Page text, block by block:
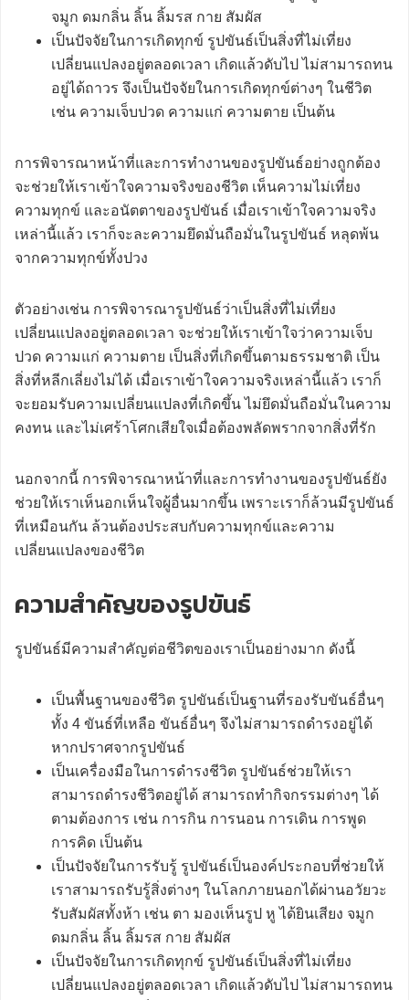
จมูก ดมกลิ่น ลิ้น ลิ้มรส กาย สัมผัส
เป็นปัจจัยในการเกิดทุกข์ รูปขันธ์เป็นสิ่งที่ไม่เที่ยง
เปลี่ยนแปลงอยู่ตลอดเวลา เกิดแล้วดับไป ไม่สามารถทน
อยู่ได้ถาวร จึงเป็นปัจจัยในการเกิดทุกข์ต่างๆ ในชีวิต
เช่น ความเจ็บปวด ความแก่ ความตาย เป็นต้น
การพิจารณาหน้าที่และการทำงานของรูปขันธ์อย่างถูกต้อง
จะช่วยให้เราเข้าใจความจริงของชีวิต เห็นความไม่เที่ยง
ความทุกข์ และอนัตตาของรูปขันธ์ เมื่อเราเข้าใจความจริง
เหล่านี้แล้ว เราก็จะละความยึดมั่นถือมั่นในรูปขันธ์ หลุดพ้น
จากความทุกข์ทั้งปวง
ตัวอย่างเช่น การพิจารณารูปขันธ์ว่าเป็นสิ่งที่ไม่เที่ยง
เปลี่ยนแปลงอยู่ตลอดเวลา จะช่วยให้เราเข้าใจว่าความเจ็บ
ปวด ความแก่ ความตาย เป็นสิ่งที่เกิดขึ้นตามธรรมชาติ เป็น
สิ่งที่หลีกเลี่ยงไม่ได้ เมื่อเราเข้าใจความจริงเหล่านี้แล้ว เราก็
จะยอมรับความเปลี่ยนแปลงที่เกิดขึ้น ไม่ยึดมั่นถือมั่นในความ
คงทน และไม่เศร้าโศกเสียใจเมื่อต้องพลัดพรากจากสิ่งที่รัก
นอกจากนี้ การพิจารณาหน้าที่และการทำงานของรูปขันธ์ยัง
ช่วยให้เราเห็นอกเห็นใจผู้อื่นมากขึ้น เพราะเราก็ล้วนมีรูปขันธ์
ที่เหมือนกัน ล้วนต้องประสบกับความทุกข์และความ
เปลี่ยนแปลงของชีวิต
ความสำคัญของรูปขันธ์
รูปขันธ์มีความสำคัญต่อชีวิตของเราเป็นอย่างมาก ดังนี้
เป็นพื้นฐานของชีวิต รูปขันธ์เป็นฐานที่รองรับขันธ์อื่นๆ
ทั้ง 4 ขันธ์ที่เหลือ ขันธ์อื่นๆ จึงไม่สามารถดำรงอยู่ได้
หากปราศจากรูปขันธ์
เป็นเครื่องมือในการดำรงชีวิต รูปขันธ์ช่วยให้เรา
สามารถดำรงชีวิตอยู่ได้ สามารถทำกิจกรรมต่างๆ ได้
ตามต้องการ เช่น การกิน การนอน การเดิน การพูด
การคิด เป็นต้น
เป็นปัจจัยในการรับรู้ รูปขันธ์เป็นองค์ประกอบที่ช่วยให้
เราสามารถรับรู้สิ่งต่างๆ ในโลกภายนอกได้ผ่านอวัยวะ
รับสัมผัสทั้งห้า เช่น ตา มองเห็นรูป หู ได้ยินเสียง จมูก
ดมกลิ่น ลิ้น ลิ้มรส กาย สัมผัส
เป็นปัจจัยในการเกิดทุกข์ รูปขันธ์เป็นสิ่งที่ไม่เที่ยง
เปลี่ยนแปลงอยู่ตลอดเวลา เกิดแล้วดับไป ไม่สามารถทน